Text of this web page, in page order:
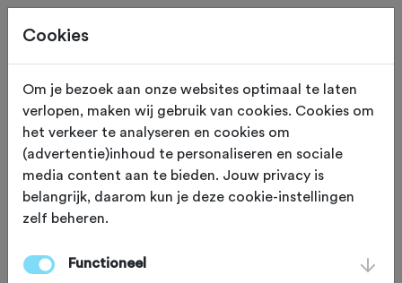
100,0 KM Urk (Flevoland)
Rabo Tulpen Classic
Je bent geen lid van deze club.
Cookies
Om je bezoek aan onze websites optimaal te laten
verlopen, maken wij gebruik van cookies. Cookies om
het verkeer te analyseren en cookies om
(advertentie)inhoud te personaliseren en sociale
media content aan te bieden. Jouw privacy is
belangrijk, daarom kun je deze cookie-instellingen
zelf beheren.
Functioneel